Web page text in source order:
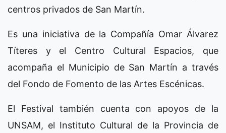
centros privados de San Martín.
Es una iniciativa de la Compañía Omar Álvarez
Títeres y el Centro Cultural Espacios, que
acompaña el Municipio de San Martín a través
del Fondo de Fomento de las Artes Escénicas.
El Festival también cuenta con apoyos de la
UNSAM, el Instituto Cultural de la Provincia de